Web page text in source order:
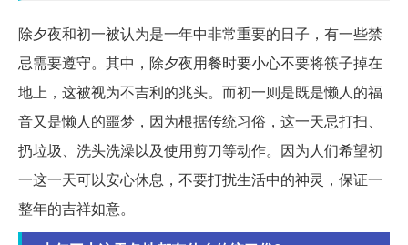
除夕夜和初一被认为是一年中非常重要的日子，有一些禁
忌需要遵守。其中，除夕夜用餐时要小心不要将筷子掉在
地上，这被视为不吉利的兆头。而初一则是既是懒人的福
音又是懒人的噩梦，因为根据传统习俗，这一天忌打扫、
扔垃圾、洗头洗澡以及使用剪刀等动作。因为人们希望初
一这一天可以安心休息，不要打扰生活中的神灵，保证一
整年的吉祥如意。